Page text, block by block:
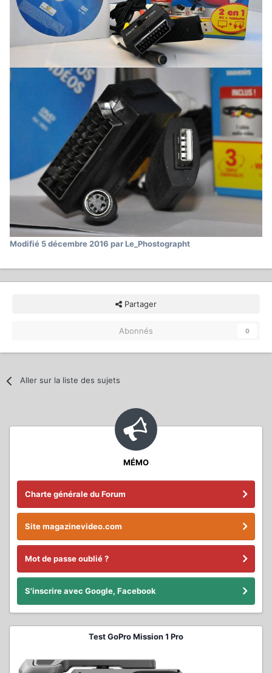
Modifié 5 décembre 2016 par Le_Phostographt
Partager
Abonnés 0
Aller sur la liste des sujets
MÉMO
Charte générale du Forum
Site magazinevideo.com
Mot de passe oublié ?
S'inscrire avec Google, Facebook
Test GoPro Mission 1 Pro